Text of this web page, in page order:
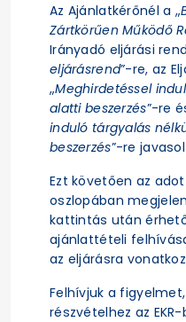
Az Ajánlatkérőnél a „
Zártkörűen Működő
Irányadó eljárási
eljárásrend”-re, az
„Meghirdetéssel
alatti beszerzés”-re
induló tárgyalás
beszerzés”-re
Ezt követően az
oszlopában
kattintás után
ajánlattételi
az eljárásra
Felhívjuk a
részvételhez az